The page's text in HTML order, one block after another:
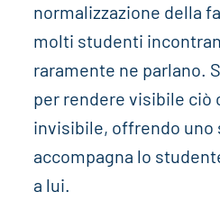
normalizzazione della
molti studenti
raramente ne parlano.
per rendere visibile ciò
invisibile, offrendo uno
accompagna lo
a lui.